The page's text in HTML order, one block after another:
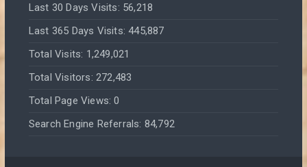
Last 30 Days Visits: 56,218
Last 365 Days Visits:445,887
Total Visits: 1,249,021
Total Visitors: 272,483
Total Page Views:0
Search Engine Referrals: 84,792